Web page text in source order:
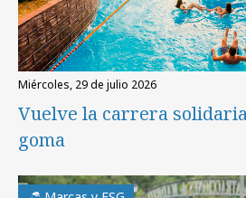
miércoles, 29 de julio 2026
Vuelve la carrera
goma